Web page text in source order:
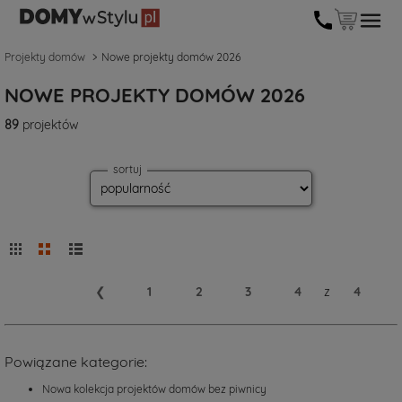
Projekty domów Nowe projekty domów 2026
NOWE PROJEKTY DOMÓW 2026
89 projektów
sortuj
❮ 1 2 3 4 z 4
Powiązane kategorie:
Nowa kolekcja projektów domów bez piwnicy